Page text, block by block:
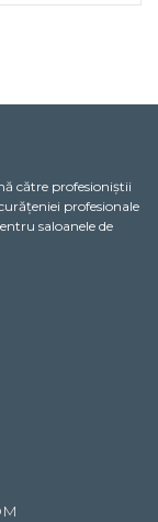
către profesioniștii
profesionale
saloanele de